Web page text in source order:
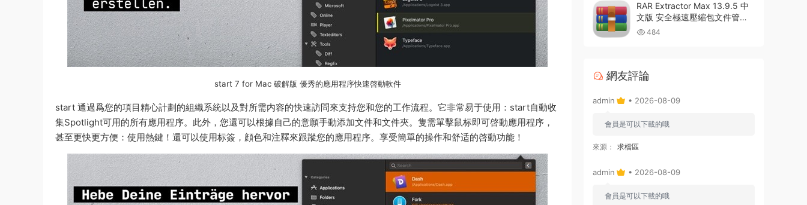
start 7 for Mac 破解版 優秀的應用程序快速啓動軟件
start 通過爲您的項目精心計劃的組織系統以及對所需内容的快速訪問來支持您和您的工作流程。它非常易于使用：start自動收
集Spotlight可用的所有應用程序。此外，您還可以根據自己的意願手動添加文件和文件夾。隻需單擊鼠标即可啓動應用程序，
甚至更快更方便：使用熱鍵！還可以使用标簽，顔色和注釋來跟蹤您的應用程序。享受簡單的操作和舒适的啓動功能！
RAR Extractor Max 13.9.5 中
文版 安全極速壓縮包文件管理
器 484
網友評論
admin • 2026-08-09
會員是可以下載的哦
來源： 求檔區
admin • 2026-08-09
會員是可以下載的哦